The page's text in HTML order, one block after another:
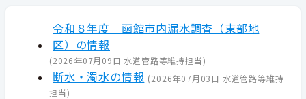
令和８年度 函館市内漏水調査（東部地
区）の情報
(2026年07月09日 水道管路等維持担当)
断水・濁水の情報 (2026年07月03日 水道管路等維持
担当)